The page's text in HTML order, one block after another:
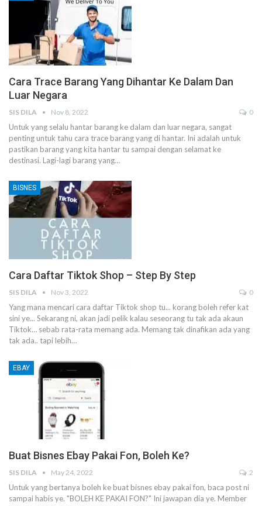
Cara Trace Barang Yang Dihantar Ke Dalam Dan
Luar Negara
SIS DILA Nov 8, 2022 0
Untuk yang selalu hantar barang ke dalam dan luar negara, sangat
penting untuk tahu cara trace barang yang di hantar. Ini adalah untuk
pastikan barang yang kita hantar tu sampai dengan selamat ke
destinasi. Lagi-lagi barang yang…
BISNES
Cara Daftar Tiktok Shop – Step By Step
SIS DILA Nov 3, 2022 0
Yang mana mencari cara daftar Tiktok shop tu... korang boleh refer kat
sini ye... Sekarang ni, akan jadi pelik kalau seseorang tu tak ada akaun
Tiktok… sebab rata-rata memang ada. Memang tak dinafikan ada yang
tak ada.. tapi lebih…
EBAY
Buat Bisnes Ebay Pakai Fon, Boleh Ke?
SIS DILA May 24, 2022 2
Untuk yang bertanya boleh ke buat bisnes ebay pakai fon, baca post ni
sampai habis ye. "BOLEH KE PAKAI FON?" Ini jawapan dia ye. Member